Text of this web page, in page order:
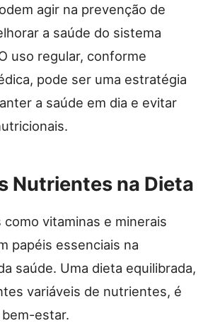
agir na prevenção de
a saúde do sistema
uso regular, conforme
pode ser uma estratégia
a saúde em dia e evitar
Nutrientes na Dieta
vitaminas e minerais
papéis essenciais na
saúde. Uma dieta equilibrada,
variáveis de nutrientes, é
estar.